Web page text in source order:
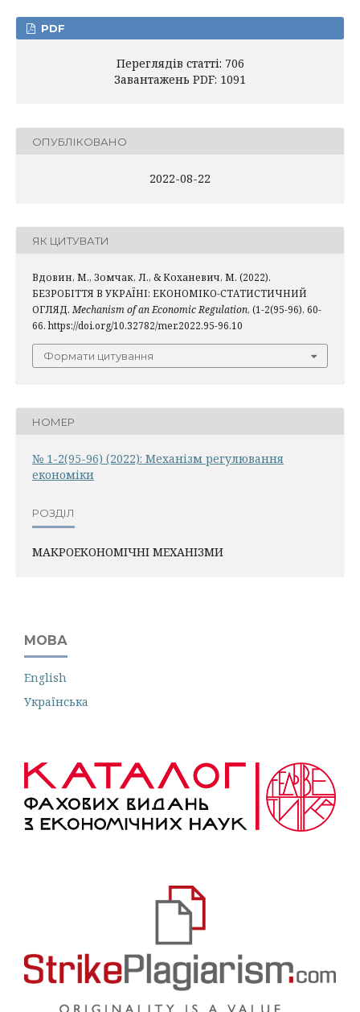
PDF
Переглядів статті: 706
Завантажень PDF: 1091
ОПУБЛІКОВАНО
2022-08-22
ЯК ЦИТУВАТИ
Вдовин, М., Зомчак, Л., & Коханевич, М. (2022).
БЕЗРОБІТТЯ В УКРАЇНІ: ЕКОНОМІКО-СТАТИСТИЧНИЙ
ОГЛЯД.Mechanism of an Economic Regulation, (1-2(95-96), 60-
66. https://doi.org/10.32782/mer.2022.95-96.10
Формати цитування
НОМЕР
№ 1-2(95-96) (2022): Механiзм регулювання
економiки
РОЗДІЛ
МАКРОЕКОНОМІЧНІ МЕХАНІЗМИ
МОВА
English
Українська